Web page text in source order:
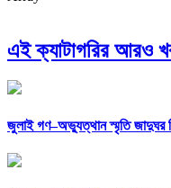
এই ক্যাটাগরির আরও
জুলাই গণ–অভ্যুত্থান স্মৃতি জাদুঘর